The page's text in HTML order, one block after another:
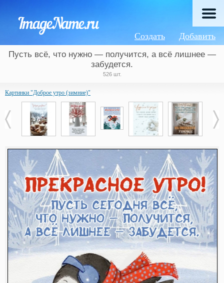
Добавить
Создать
Пусть всё, что нужно — получится, а всё лишнее —
забудется.
526 шт.
Картинки "Доброе утро (зимние)"